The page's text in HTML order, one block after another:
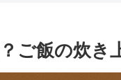
ご飯の炊き